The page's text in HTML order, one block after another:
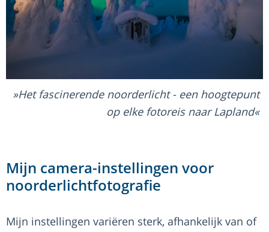
Het fascinerende noorderlicht - een hoogtepunt
op elke fotoreis naar Lapland
Mijn camera-instellingen voor
noorderlichtfotografie
Mijn instellingen variëren sterk, afhankelijk van of